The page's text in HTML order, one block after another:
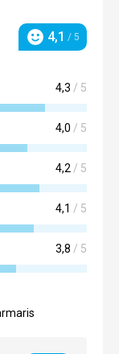
Hodnotenie
4,1 / 5
4,3 / 5
4,0 / 5
4,2 / 5
4,1 / 5
3,8 / 5